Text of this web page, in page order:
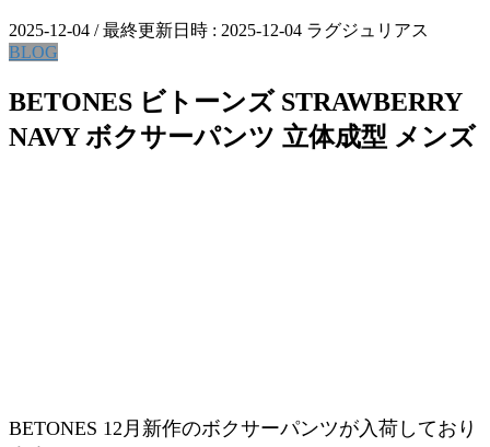
2025-12-04 / 最終更新日時 : 2025-12-04 ラグジュリアス
BLOG
BETONES ビトーンズ STRAWBERRY
NAVY ボクサーパンツ 立体成型 メンズ
BETONES 12月新作のボクサーパンツが入荷しており